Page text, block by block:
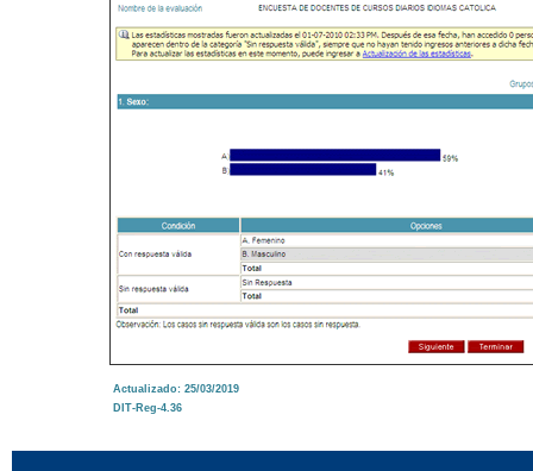
Actualizado: 25/03/2019
DIT-Reg-4.36